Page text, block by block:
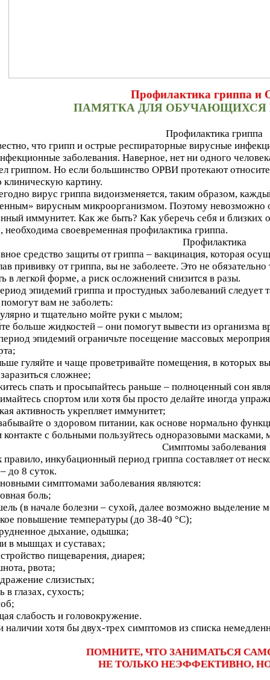
Профилактика гриппа и
ПАМЯТКА ДЛЯ ОБУЧАЮЩИХСЯ
Профилактика гриппа
что грипп и острые респираторные вирусные
заболевания. Наверное, нет ни одного
гриппом. Но если большинство ОРВИ протекают
картину.
вирус гриппа видоизменяется, таким образом,
вирусным микроорганизмом. Поэтому невозможно
иммунитет. Как же быть? Как уберечь себя и близких
необходима своевременная профилактика гриппа.
Профилактика
средство защиты от гриппа – вакцинация, которая
прививку от гриппа, вы не заболеете. Это не
в легкой форме, а риск осложнений снизится в разы.
эпидемий гриппа и простудных заболеваний следует
вам не заболеть:
и тщательно мойте руки с мылом;
больше жидкостей – они помогут вывести из организма
эпидемий ограничьте посещение массовых
гуляйте и чаще проветривайте помещения, в которых
сложнее;
спать и просыпайтесь раньше – полноценный сон
спортом или хотя бы просто делайте иногда
активность укрепляет иммунитет;
о здоровом питании, как основе нормально
контакте с больными пользуйтесь одноразовыми масками,
Симптомы заболевания
правило, инкубационный период гриппа составляет от
до 8 суток.
симптомами заболевания являются:
боль;
(в начале болезни – сухой, далее возможно выделение
повышение температуры (до 38-40 °С);
дыхание, одышка;
в мышцах и суставах;
пищеварения, диарея;
рвота;
слизистых;
в глазах, сухость;
слабость и головокружение.
наличии хотя бы двух-трех симптомов из списка
ПОМНИТЕ, ЧТО ЗАНИМАТЬСЯ
НЕ ТОЛЬКО НЕЭФФЕКТИВНО,